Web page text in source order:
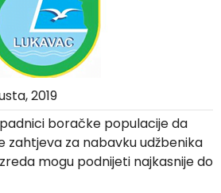
2019
boračke populacije da
zahtjeva za nabavku udžbenika
mogu podnijeti najkasnije do